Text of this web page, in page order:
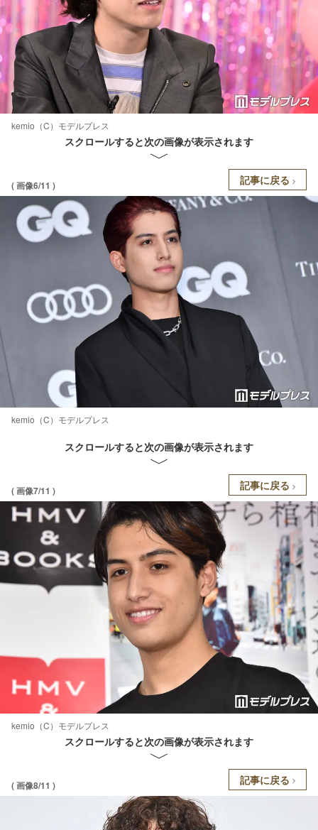
kemio（C）モデルプレス
スクロールすると次の画像が表示されます
( 画像6/11 ) 記事に戻る
kemio（C）モデルプレス
スクロールすると次の画像が表示されます
( 画像7/11 ) 記事に戻る
kemio（C）モデルプレス
スクロールすると次の画像が表示されます
( 画像8/11 ) 記事に戻る